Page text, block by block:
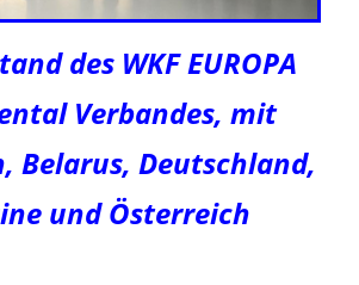
des WKF EUROPA
Verbandes, mit
Belarus, Deutschland,
und Österreich